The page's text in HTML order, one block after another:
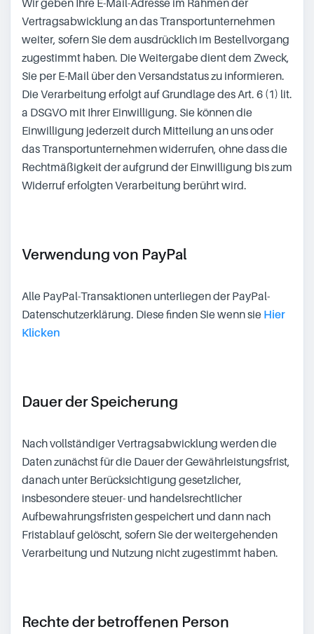
Wir geben Ihre E-Mail-Adresse im Rahmen der
Vertragsabwicklung an das Transportunternehmen
weiter, sofern Sie dem ausdrücklich im Bestellvorgang
zugestimmt haben. Die Weitergabe dient dem Zweck,
Sie per E-Mail über den Versandstatus zu informieren.
Die Verarbeitung erfolgt auf Grundlage des Art. 6 (1) lit.
a DSGVO mit Ihrer Einwilligung. Sie können die
Einwilligung jederzeit durch Mitteilung an uns oder
das Transportunternehmen widerrufen, ohne dass die
Rechtmäßigkeit der aufgrund der Einwilligung bis zum
Widerruf erfolgten Verarbeitung berührt wird.
Verwendung von PayPal
Alle PayPal-Transaktionen unterliegen der PayPal-
Datenschutzerklärung. Diese finden Sie wenn sie Hier
Klicken
Dauer der Speicherung
Nach vollständiger Vertragsabwicklung werden die
Daten zunächst für die Dauer der Gewährleistungsfrist,
danach unter Berücksichtigung gesetzlicher,
insbesondere steuer- und handelsrechtlicher
Aufbewahrungsfristen gespeichert und dann nach
Fristablauf gelöscht, sofern Sie der weitergehenden
Verarbeitung und Nutzung nicht zugestimmt haben.
Rechte der betroffenen Person